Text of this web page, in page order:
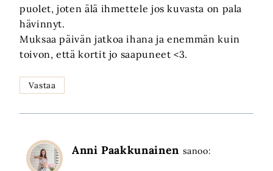
puolet, joten älä ihmettele jos kuvasta on pala
hävinnyt.
Muksaa päivän jatkoa ihana ja enemmän kuin
toivon, että kortit jo saapuneet <3.
Vastaa
Anni Paakkunainen sanoo: